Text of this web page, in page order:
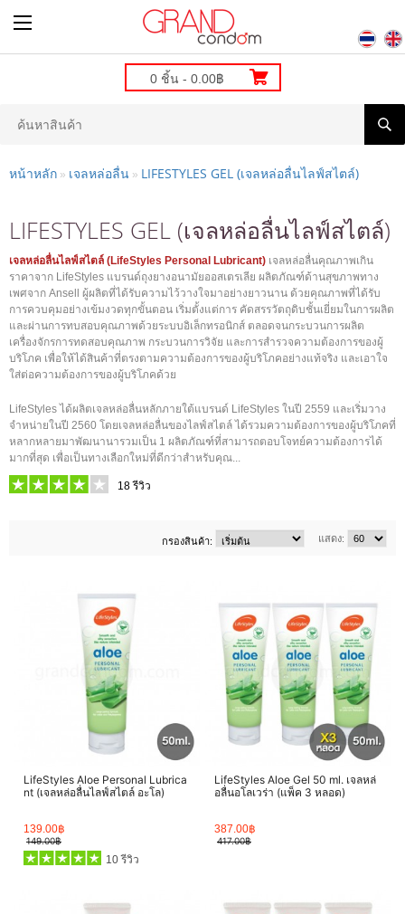
0 ชิ้น - 0.00฿
หน้าหลัก » เจลหล่อลื่น » LIFESTYLES GEL (เจลหล่อลื่นไลฟ์สไตล์)
LIFESTYLES GEL (เจลหล่อลื่นไลฟ์สไตล์)
เจลหล่อลื่นไลฟ์สไตล์ (LifeStyles Personal Lubricant) เจลหล่อลื่นคุณภาพเกิน
ราคาจาก LifeStyles แบรนด์ถุงยางอนามัยออสเตรเลีย ผลิตภัณฑ์ด้านสุขภาพทาง
เพศจาก Ansell ผู้ผลิตที่ได้รับความไว้วางใจมาอย่างยาวนาน ด้วยคุณภาพที่ได้รับ
การควบคุมอย่างเข้มงวดทุกขั้นตอน เริ่มตั้งแต่การ คัดสรรวัตถุดิบชั้นเยี่ยมในการผลิต
และผ่านการทบสอบคุณภาพด้วยระบบอิเล็กทรอนิกส์ ตลอดจนกระบวนการผลิต
เครื่องจักรการทดสอบคุณภาพ กระบวนการวิจัย และการสำรวจความต้องการของผู้
บริโภค เพื่อให้ได้สินค้าที่ตรงตามความต้องการของผู้บริโภคอย่างแท้จริง และเอาใจ
ใส่ต่อความต้องการของผู้บริโภคด้วย
LifeStyles ได้ผลิตเจลหล่อลื่นหลักภายใต้แบรนด์ LifeStyles ในปี 2559 และเริ่มวาง
จำหน่ายในปี 2560 โดยเจลหล่อลื่นของไลฟ์สไตล์ ได้รวมความต้องการของผู้บริโภคที่
หลากหลายมาพัฒนานารวมเป็น 1 ผลิตภัณฑ์ที่สามารถตอบโจทย์ความต้องการได้
มากที่สุด เพื่อเป็นทางเลือกใหม่ที่ดีกว่าสำหรับคุณ...
18รีวิว
แสดง:
กรองสินค้า:
LifeStyles Aloe Personal Lubrica
nt (เจลหล่อลื่นไลฟ์สไตล์ อะโล)
139.00฿
149.00฿
10 รีวิว
LifeStyles Aloe Gel 50 ml. เจลหล่
อลื่นอโลเวร่า (แพ็ค 3 หลอด)
387.00฿
417.00฿